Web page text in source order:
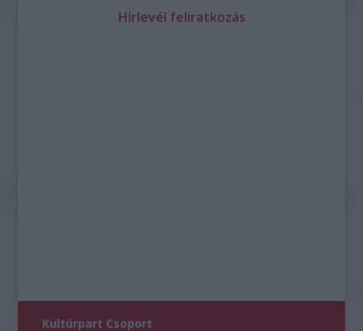
Hírlevél feliratkozás
Kultúrpart Csoport